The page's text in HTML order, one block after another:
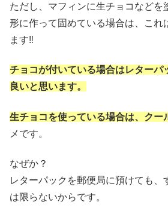
ただし、マフィンに生チョコなどを
形に作って固めている場合は、これ
ます‼
チョコが付いている場合はレターパ
良いと思います。
生チョコを使っている場合は、クー
メです。
なぜか？
レターパックを郵便局に預けても、
は限らないからです。